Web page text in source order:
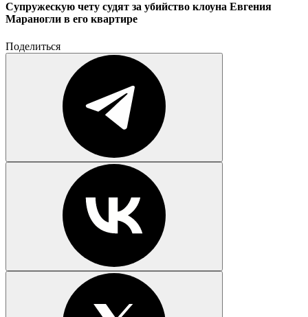
Супружескую чету судят за убийство клоуна Евгения
Мараногли в его квартире
Поделиться